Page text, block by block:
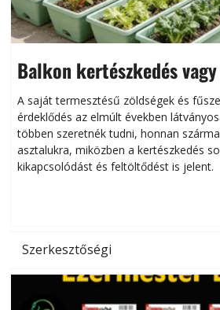
Balkon kertészkedés
Helytakarékos
A saját termesztésű zöldségek és
érdeklődés az elmúlt években
többen szeretnék tudni, honnan
asztalukra, miközben a kertészkedés
kikapcsolódást és feltöltődést is jelent.
Szerkesztőségi